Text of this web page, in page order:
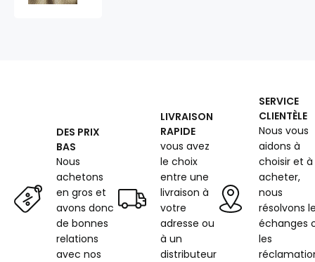
DES PRIX
BAS
Nous
achetons
en gros et
avons donc
de bonnes
relations
avec nos
LIVRAISON
RAPIDE
vous avez
le choix
entre une
livraison à
votre
adresse ou
à un
distributeur
SERVICE
CLIENTÈLE
Nous vous
aidons à
choisir et à
acheter,
nous
résolvons
échanges
les